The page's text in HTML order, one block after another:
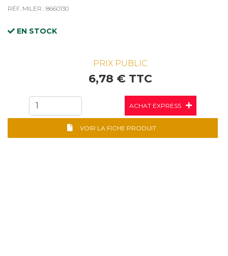
RÉF. MILER : 8660130
EN STOCK
PRIX PUBLIC
6,78 € TTC
ACHAT EXPRESS
VOIR LA FICHE PRODUIT